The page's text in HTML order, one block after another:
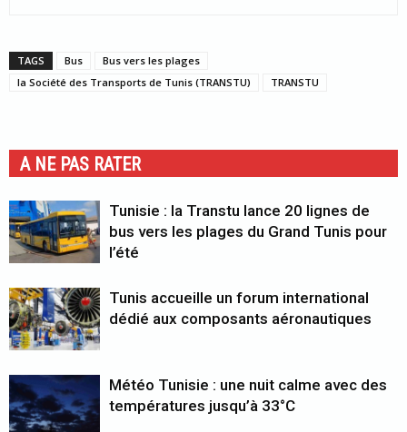
TAGS Bus
Bus vers les plages
la Société des Transports de Tunis (TRANSTU)
TRANSTU
A NE PAS RATER
Tunisie : la Transtu lance 20 lignes de
bus vers les plages du Grand Tunis pour
l’été
Tunis accueille un forum international
dédié aux composants aéronautiques
Météo Tunisie : une nuit calme avec des
températures jusqu’à 33°C